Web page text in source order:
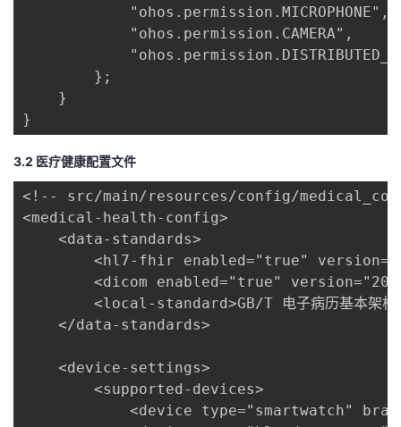
            "ohos.permission.MICROPHONE",
            "ohos.permission.CAMERA",
        };
    }
}
3.2 医疗健康配置文件
<!-- src/main/resources/config/
<medical-health-config>
    <data-standards>
<hl7-fhir enabled="true"
<dicom enabled="true"
<local-standard>GB/T 电子病历基本架
    </data-standards>
    <device-settings>
        <supported-devices>
<device type="smartwatch"